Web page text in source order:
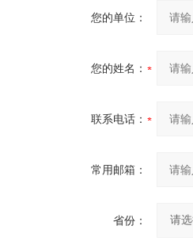
您的单位：
您的姓名：
联系电话：
常用邮箱：
省份：